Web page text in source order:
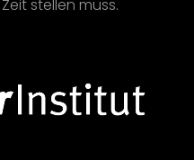
stellen muss.